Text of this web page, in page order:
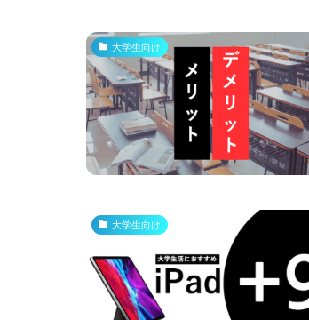
大学生向け
大学生向け